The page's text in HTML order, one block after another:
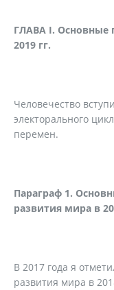
ГЛАВА I. Основные
2019 гг.
Человечество
электорального
перемен.
Параграф 1.
развития мира в
В 2017 года я
развития мира в